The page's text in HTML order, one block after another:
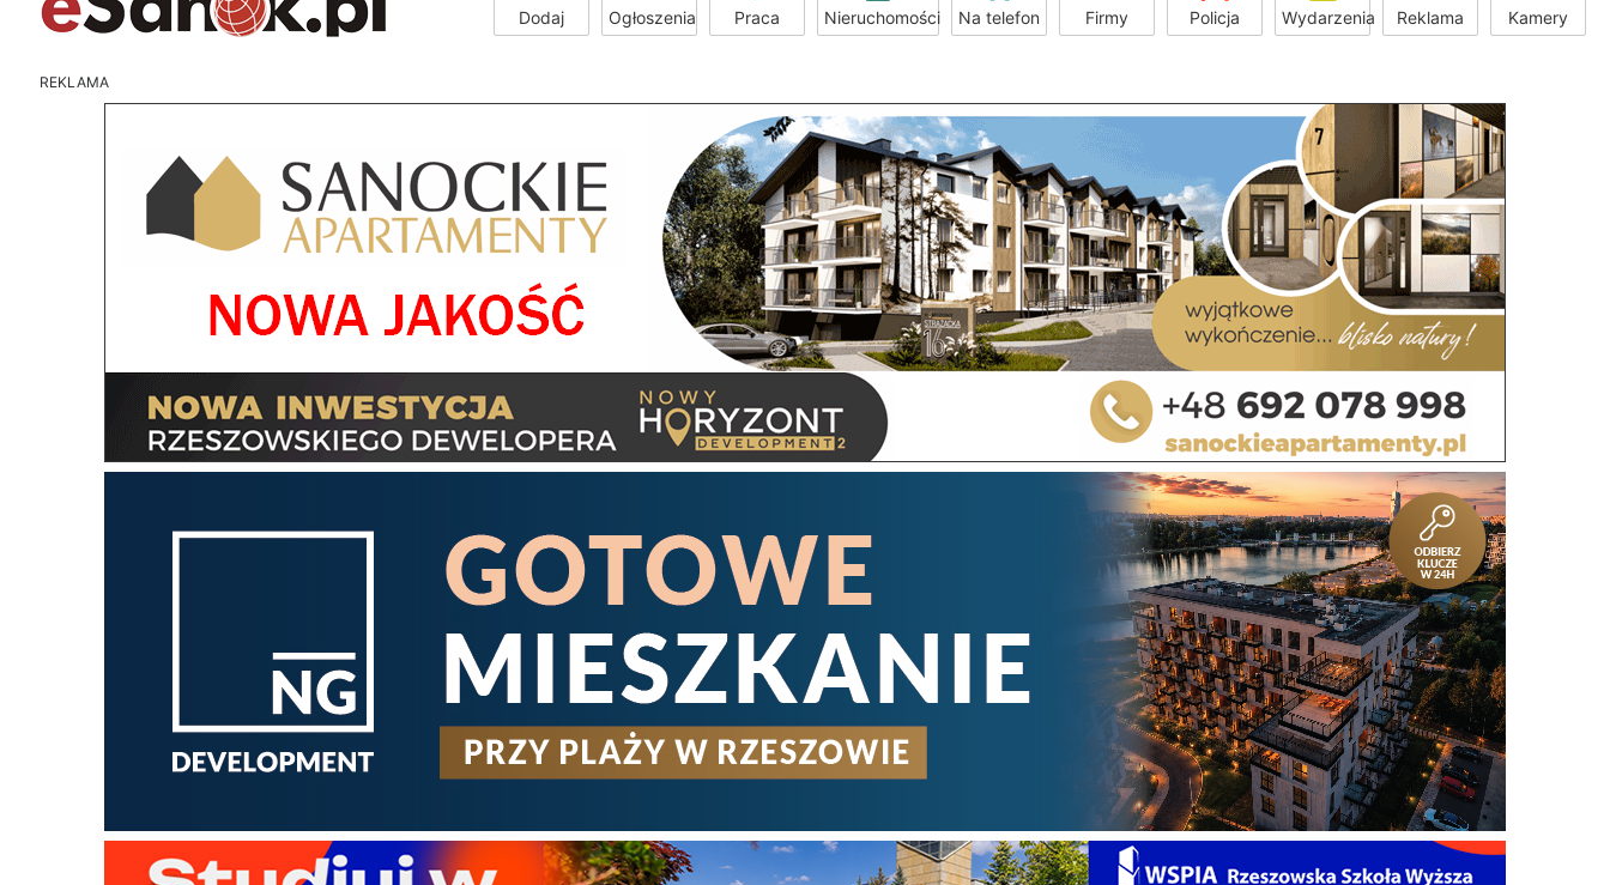
Dodaj Ogłoszenia Praca Nieruchomości Na telefon Firmy Policja Wydarzenia Reklama Kamery
REKLAMA